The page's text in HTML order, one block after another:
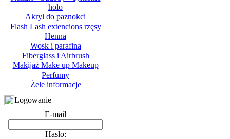
holo
Akryl do paznokci
Flash Lash extencions rzęsy
Henna
Wosk i parafina
Fiberglass i Airbrush
Makijaż Make up Makeup
Perfumy
Żele informacje
Logowanie
E-mail
Hasło: